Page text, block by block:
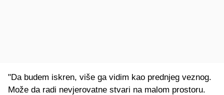
"Da budem iskren, više ga vidim kao prednjeg veznog.
Može da radi nevjerovatne stvari na malom prostoru.